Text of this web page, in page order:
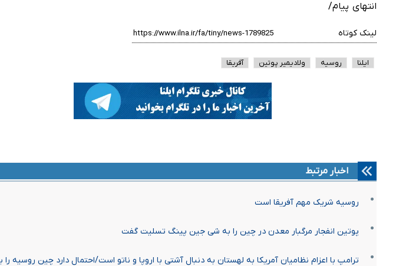
انتهای پیام/
لینک کوتاه
ایلنا روسیه ولادیمیر پوتین آفریقا
اخبار مرتبط
روسیه شریک مهم آفریقا است
پوتین انفجار مرگبار معدن در چین را به شی جین پینگ تسلیت گفت
ترامپ با اعزام نظامیان آمریکا به لهستان به دنبال آشتی با اروپا و ناتو است/احتمال دارد چین روسیه را